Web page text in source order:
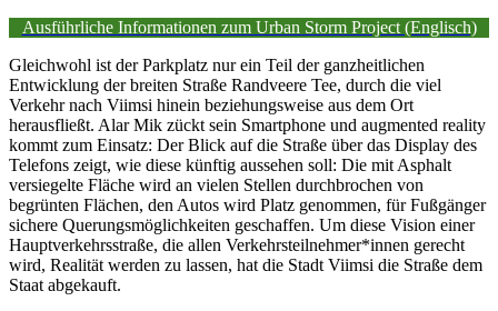
Ausführliche Informationen zum Urban Storm Project (Englisch)
Gleichwohl ist der Parkplatz nur ein Teil der ganzheitlichen
Entwicklung der breiten Straße Randveere Tee, durch die viel
Verkehr nach Viimsi hinein beziehungsweise aus dem Ort
herausfließt. Alar Mik zückt sein Smartphone und augmented reality
kommt zum Einsatz: Der Blick auf die Straße über das Display des
Telefons zeigt, wie diese künftig aussehen soll: Die mit Asphalt
versiegelte Fläche wird an vielen Stellen durchbrochen von
begrünten Flächen, den Autos wird Platz genommen, für Fußgänger
sichere Querungsmöglichkeiten geschaffen. Um diese Vision einer
Hauptverkehrsstraße, die allen Verkehrsteilnehmer*innen gerecht
wird, Realität werden zu lassen, hat die Stadt Viimsi die Straße dem
Staat abgekauft.